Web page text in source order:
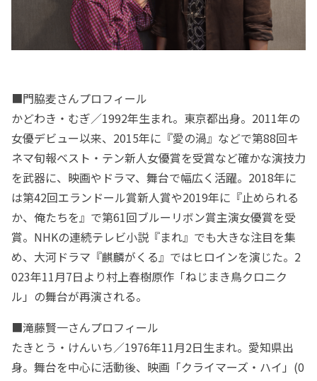
■門脇麦さんプロフィール
かどわき・むぎ／1992年生まれ。東京都出身。2011年の
女優デビュー以来、2015年に『愛の渦』などで第88回キ
ネマ旬報ベスト・テン新人女優賞を受賞など確かな演技力
を武器に、映画やドラマ、舞台で幅広く活躍。2018年に
は第42回エランドール賞新人賞や2019年に『止められる
か、俺たちを』で第61回ブルーリボン賞主演女優賞を受
賞。NHKの連続テレビ小説『まれ』でも大きな注目を集
め、大河ドラマ『麒麟がくる』ではヒロインを演じた。2
023年11月7日より村上春樹原作「ねじまき鳥クロニク
ル」の舞台が再演される。
■滝藤賢一さんプロフィール
たきとう・けんいち／1976年11月2日生まれ。愛知県出
身。舞台を中心に活動後、映画「クライマーズ・ハイ」(0